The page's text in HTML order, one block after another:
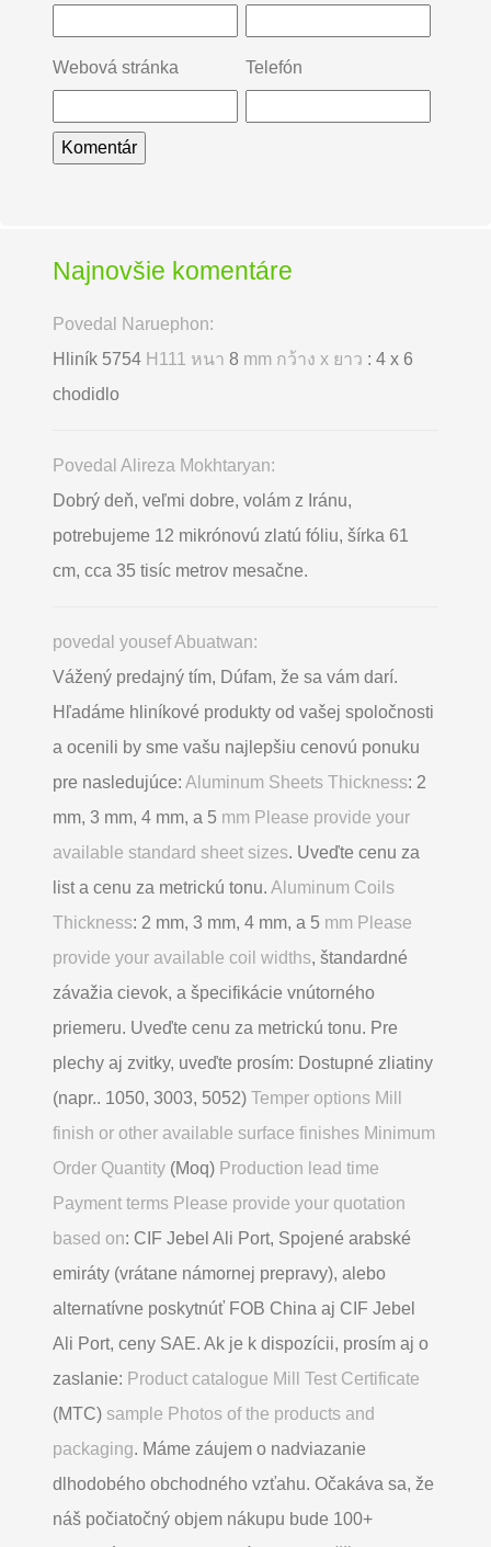
Webová stránka Telefón
Najnovšie komentáre
Povedal Naruephon:
Hliník 5754 H111 หนา 8 mm กว้าง x ยาว : 4 x 6
chodidlo
Povedal Alireza Mokhtaryan:
Dobrý deň, veľmi dobre, volám z Iránu,
potrebujeme 12 mikrónovú zlatú fóliu, šírka 61
cm, cca 35 tisíc metrov mesačne.
povedal yousef Abuatwan:
Vážený predajný tím, Dúfam, že sa vám darí.
Hľadáme hliníkové produkty od vašej spoločnosti
a ocenili by sme vašu najlepšiu cenovú ponuku
pre nasledujúce: Aluminum Sheets Thickness: 2
mm, 3 mm, 4 mm, a 5 mm Please provide your
available standard sheet sizes. Uveďte cenu za
list a cenu za metrickú tonu. Aluminum Coils
Thickness: 2 mm, 3 mm, 4 mm, a 5 mm Please
provide your available coil widths, štandardné
závažia cievok, a špecifikácie vnútorného
priemeru. Uveďte cenu za metrickú tonu. Pre
plechy aj zvitky, uveďte prosím: Dostupné zliatiny
(napr.. 1050, 3003, 5052) Temper options Mill
finish or other available surface finishes Minimum
Order Quantity (Moq) Production lead time
Payment terms Please provide your quotation
based on: CIF Jebel Ali Port, Spojené arabské
emiráty (vrátane námornej prepravy), alebo
alternatívne poskytnúť FOB China aj CIF Jebel
Ali Port, ceny SAE. Ak je k dispozícii, prosím aj o
zaslanie: Product catalogue Mill Test Certificate
(MTC) sample Photos of the products and
packaging. Máme záujem o nadviazanie
dlhodobého obchodného vzťahu. Očakáva sa, že
náš počiatočný objem nákupu bude 100+